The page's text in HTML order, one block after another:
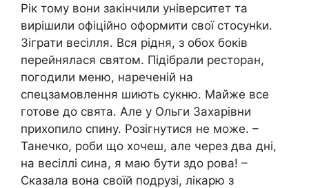
Рік тому вони закінчили університет та
вирішили офіційно оформити свої стосунkи.
Зіграти весілля. Вся рідня, з обох боків
перейнялася святом. Підібрали ресторан,
погодили меню, нареченій на
спецзамовлення шиють сукню. Майже все
готове до свята. Але у Ольги Захарівни
прихопило спину. Розігнутися не може. –
Танечко, роби що хочеш, але через два дні,
на весіллі сина, я маю бути здо рова! –
Сказала вона своїй подрузі, лікарю з